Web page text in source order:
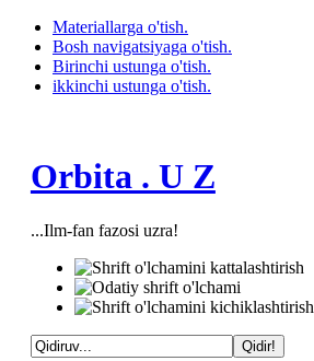
Materiallarga o'tish.
Bosh navigatsiyaga o'tish.
Birinchi ustunga o'tish.
ikkinchi ustunga o'tish.
Orbita . U Z
...Ilm-fan fazosi uzra!